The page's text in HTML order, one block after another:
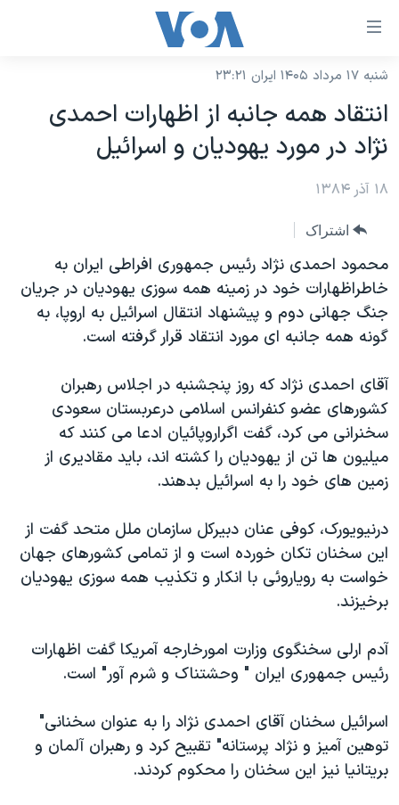
لینکهای
دسترسی
جهش
محتوای
اصلی
اصلی
جهش
به
جستجو
نسخه سبک وب‌سایت
موضوع ها
ایران
آمریکا
ورزشی
گزیده‌ها
ویدیوها
فرهنگ و زندگی
حقوق شهروندی
اقتصادی
اسرائیل در جنگ
گالری عکس
آرشیو پخش زنده
برنامه های تلویزیونی
جدول برنامه ها
صفحه‌های ویژه
جام جهانی ۲۰۲۶
عملیات خشم حماسی
بایگانی برنامه‌های تلویزیونی
مستندها
انتخابات ریاست جمهوری آمریکا ۲۰۲۴
حمله جمهوری اسلامی به اسرائیل
ورزش زنان در ایران
اعتراضات زن، زندگی، آزادی
مجموعه مستندهای دادخواهی
تریبونال مردمی آبان ۹۸
دادگاه حمید نوری
قانون شفافیت دارائی کادر رهبری ایران
اعتراضات مردمی آبان ۹۸
فرکانس‌های صدای آمریکا
پخش رادیویی
دنبال کنید
زبانهای مختلف
شنبه ۱۷ مرداد ۱۴۰۵ ایران ۲۳:۲۱
انتقاد همه جانبه از اظهارات احمدی
نژاد در مورد يهوديان و اسرائيل
۱۸ آذر ۱۳۸۴
اشتراک
محمود احمدی نژاد رئيس جمهوری افراطی ايران به
خاطراظهارات خود در زمينه همه سوزی يهوديان در جريان
جنگ جهانی دوم و پيشنهاد انتقال اسرائيل به اروپا، به
گونه همه جانبه ای مورد انتقاد قرار گرفته است.
آقای احمدی نژاد که روز پنجشنبه در اجلاس رهبران
کشورهای عضو کنفرانس اسلامی درعربستان سعودی
سخنرانی می کرد، گفت اگراروپائيان ادعا می کنند که
ميليون ها تن از يهوديان را کشته اند، بايد مقاديری از
زمين های خود را به اسرائيل بدهند.
درنيويورک، کوفی عنان دبيرکل سازمان ملل متحد گفت از
اين سخنان تکان خورده است و از تمامی کشورهای جهان
خواست به روياروئی با انکار و تکذيب همه سوزی يهوديان
برخيزند.
آدم ارلی سخنگوی وزارت امورخارجه آمريکا گفت اظهارات
رئيس جمهوری ايران " وحشتناک و شرم آور" است.
اسرائيل سخنان آقای احمدی نژاد را به عنوان سخنانی"
توهين آميز و نژاد پرستانه" تقبيح کرد و رهبران آلمان و
بريتانيا نيز اين سخنان را محکوم کردند.